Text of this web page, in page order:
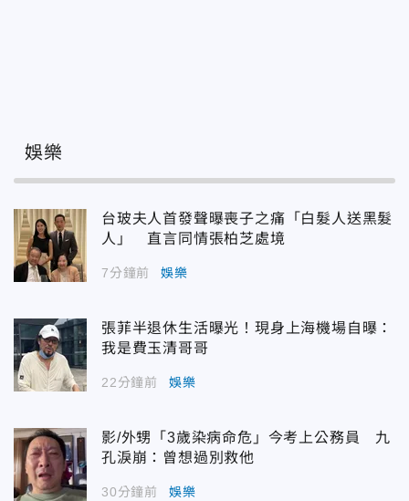
娛樂
台玻夫人首發聲曝喪子之痛「白髮人送黑髮
人」 直言同情張柏芝處境
7分鐘前 娛樂
張菲半退休生活曝光！現身上海機場自曝：
我是費玉清哥哥
22分鐘前 娛樂
影/外甥「3歲染病命危」今考上公務員 九
孔淚崩：曾想過別救他
30分鐘前 娛樂